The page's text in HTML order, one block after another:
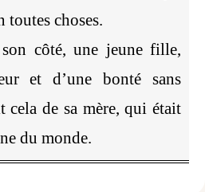
toutes choses.
côté, une jeune fille,
et d’une bonté sans
cela de sa mère, qui était
du monde.